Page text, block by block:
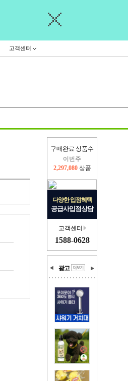
고객센터
구매완료 상품수
2,326,527
이번주
2,297,080 상품
다양한 입점혜택
공급사입점상담
고객센터
1588-0628
광고